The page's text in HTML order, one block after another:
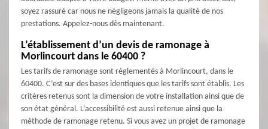
soyez rassuré car nous ne négligeons jamais la qualité de nos
prestations. Appelez-nous dès maintenant.
L’établissement d’un devis de ramonage à
Morlincourt dans le 60400 ?
Les tarifs de ramonage sont réglementés à Morlincourt, dans le
60400. C’est sur des bases identiques que les tarifs sont établis. Les
critères retenus sont la dimension de votre installation ainsi que de
son état général. L’accessibilité est aussi retenue ainsi que la
méthode de ramonage retenu. Si vous avez un projet de ramonage